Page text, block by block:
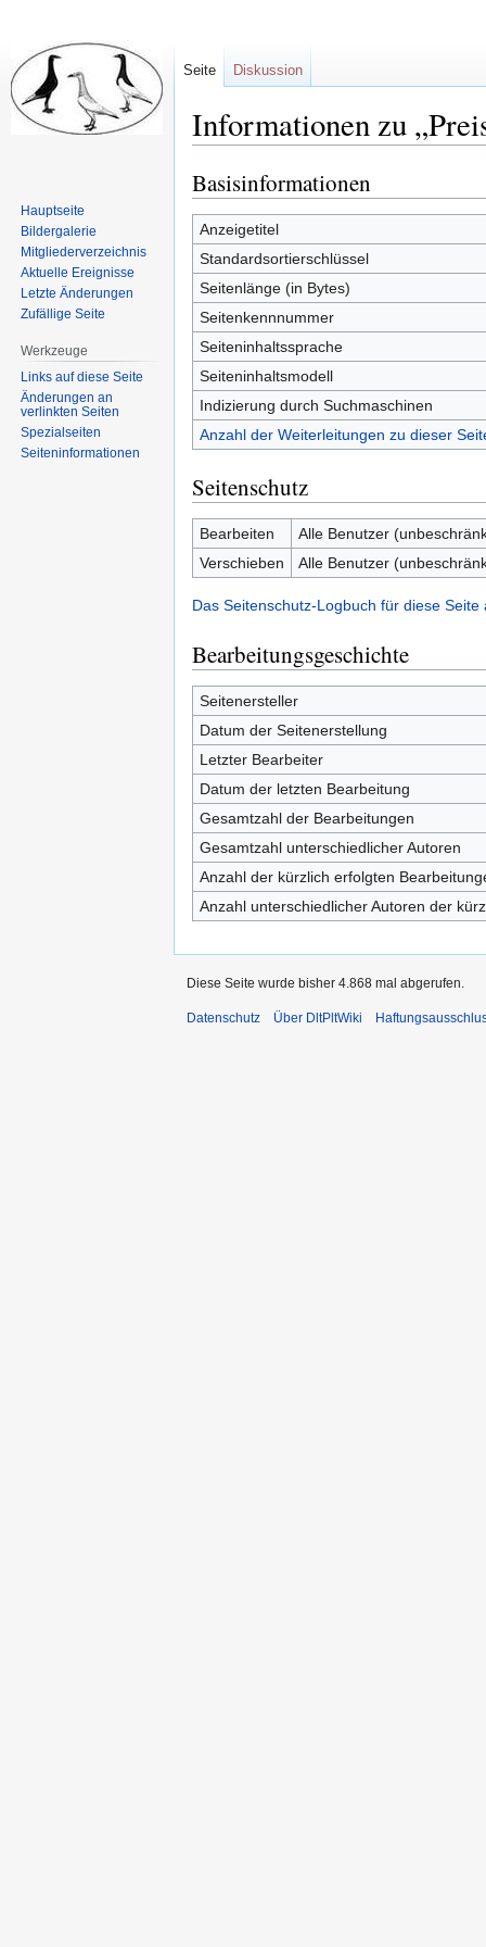
Informationen zu
Zur
Navigation
springen
Zur
Suche
springen
Basisinformationen
Anzeigetitel
Standardsortierschlüssel
Seitenlänge (in Bytes)
Seitenkennnummer
Seiteninhaltssprache
Seiteninhaltsmodell
Indizierung durch Suchmaschinen
Anzahl der Weiterleitungen zu dieser
Seitenschutz
Bearbeiten
Alle Benutzer
Verschieben
Alle Benutzer
Das Seitenschutz-Logbuch für diese Seite
Bearbeitungsgeschichte
Seitenersteller
Datum der Seitenerstellung
Letzter Bearbeiter
Datum der letzten Bearbeitung
Gesamtzahl der Bearbeitungen
Gesamtzahl unterschiedlicher Autoren
Anzahl der kürzlich erfolgten
Anzahl unterschiedlicher Autoren der
Seite Diskussion
Hauptseite
Bildergalerie
Mitgliederverzeichnis
Aktuelle Ereignisse
Letzte Änderungen
Zufällige Seite
Werkzeuge
Links auf diese Seite
Änderungen an
verlinkten Seiten
Spezialseiten
Seiten­informationen
Diese Seite wurde bisher 4.868 mal abgerufen.
Datenschutz Über DltPltWiki